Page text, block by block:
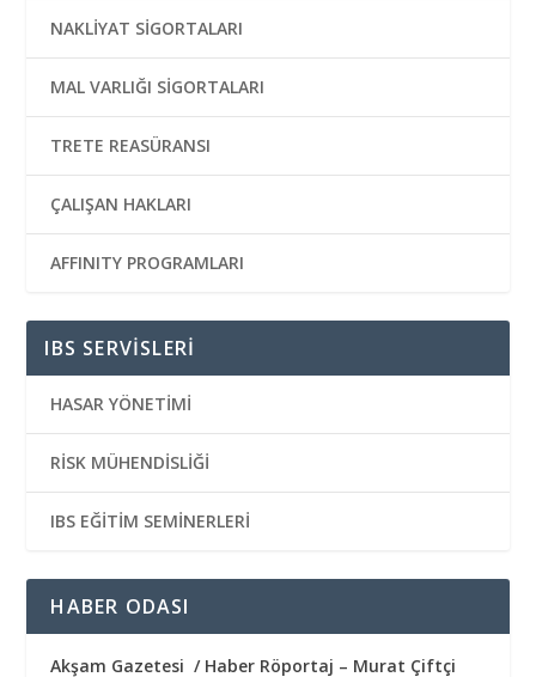
NAKLİYAT SİGORTALARI
MAL VARLIĞI SİGORTALARI
TRETE REASÜRANSI
ÇALIŞAN HAKLARI
AFFINITY PROGRAMLARI
IBS SERVİSLERİ
HASAR YÖNETİMİ
RİSK MÜHENDİSLİĞİ
IBS EĞİTİM SEMİNERLERİ
HABER ODASI
Akşam Gazetesi / Haber Röportaj – Murat Çiftçi